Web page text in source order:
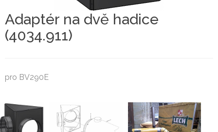
Adaptér na dvě hadice
(4034.911)
pro BV290E